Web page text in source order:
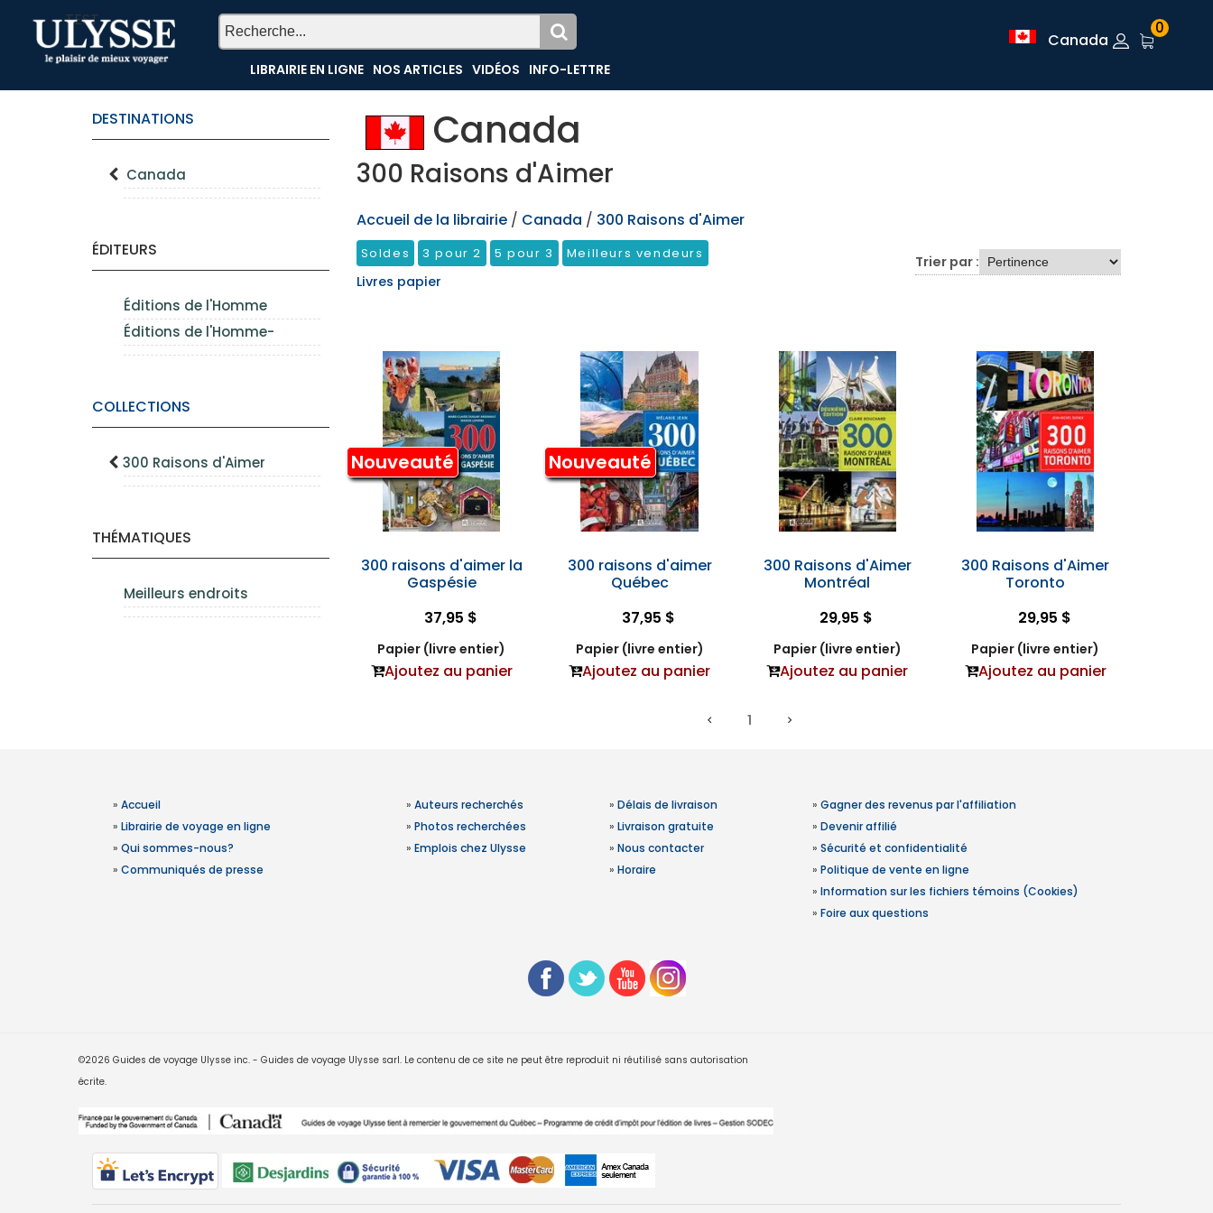
TEST
LIBRAIRIE EN LIGNE NOS ARTICLES VIDÉOS INFO-LETTRE
Canada
0
DESTINATIONS
Canada
ÉDITEURS
Éditions de l'Homme
Éditions de l'Homme-
COLLECTIONS
300 Raisons d'Aimer
THÉMATIQUES
Meilleurs endroits
Canada
300 Raisons d'Aimer
Accueil de la librairie / Canada / 300 Raisons d'Aimer
Soldes 3 pour 2 5 pour 3 Meilleurs vendeurs
Livres papier
Trier par :
Nouveauté
300 raisons d'aimer la
Gaspésie
37,95 $
Papier (livre entier)
Ajoutez au panier
Nouveauté
300 raisons d'aimer
Québec
37,95 $
Papier (livre entier)
Ajoutez au panier
300 Raisons d'Aimer
Montréal
29,95 $
Papier (livre entier)
Ajoutez au panier
300 Raisons d'Aimer
Toronto
29,95 $
Papier (livre entier)
Ajoutez au panier
1
» Accueil
» Librairie de voyage en ligne
» Qui sommes-nous?
» Communiqués de presse
» Auteurs recherchés
» Photos recherchées
» Emplois chez Ulysse
» Délais de livraison
» Livraison gratuite
» Nous contacter
» Horaire
» Gagner des revenus par l'affiliation
» Devenir affilié
» Sécurité et confidentialité
» Politique de vente en ligne
» Information sur les fichiers témoins (Cookies)
» Foire aux questions
©2026 Guides de voyage Ulysse inc. - Guides de voyage Ulysse sarl. Le contenu de ce site ne peut être reproduit ni réutilisé sans autorisation
écrite.